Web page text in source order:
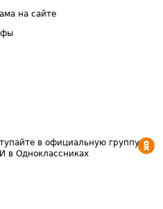
на сайте
в официальную группу
в Одноклассниках